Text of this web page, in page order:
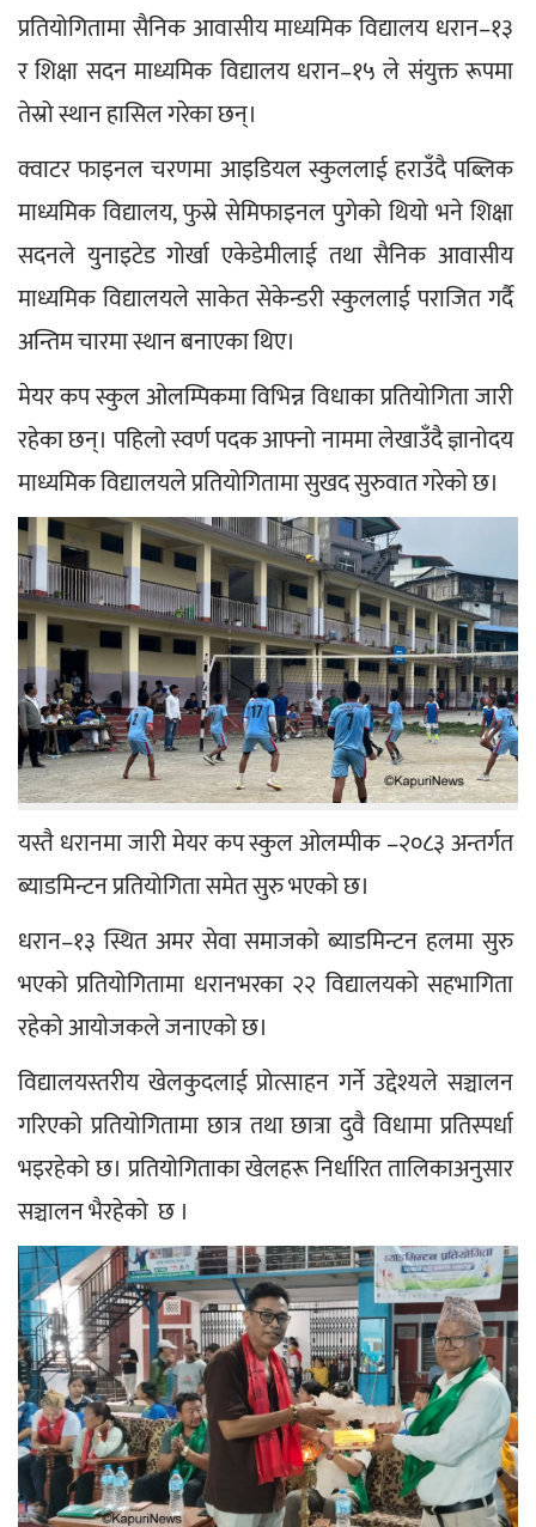
प्रतियोगितामा सैनिक आवासीय माध्यमिक विद्यालय धरान–१३
र शिक्षा सदन माध्यमिक विद्यालय धरान–१५ ले संयुक्त रूपमा
तेस्रो स्थान हासिल गरेका छन्।
क्वाटर फाइनल चरणमा आइडियल स्कुललाई हराउँदै पब्लिक
माध्यमिक विद्यालय, फुस्रे सेमिफाइनल पुगेको थियो भने शिक्षा
सदनले युनाइटेड गोर्खा एकेडेमीलाई तथा सैनिक आवासीय
माध्यमिक विद्यालयले साकेत सेकेन्डरी स्कुललाई पराजित गर्दै
अन्तिम चारमा स्थान बनाएका थिए।
मेयर कप स्कुल ओलम्पिकमा विभिन्न विधाका प्रतियोगिता जारी
रहेका छन्। पहिलो स्वर्ण पदक आफ्नो नाममा लेखाउँदै ज्ञानोदय
माध्यमिक विद्यालयले प्रतियोगितामा सुखद सुरुवात गरेको छ।
यस्तै धरानमा जारी मेयर कप स्कुल ओलम्पीक –२०८३ अन्तर्गत
ब्याडमिन्टन प्रतियोगिता समेत सुरु भएको छ।
धरान–१३ स्थित अमर सेवा समाजको ब्याडमिन्टन हलमा सुरु
भएको प्रतियोगितामा धरानभरका २२ विद्यालयको सहभागिता
रहेको आयोजकले जनाएको छ।
विद्यालयस्तरीय खेलकुदलाई प्रोत्साहन गर्ने उद्देश्यले सञ्चालन
गरिएको प्रतियोगितामा छात्र तथा छात्रा दुवै विधामा प्रतिस्पर्धा
भइरहेको छ। प्रतियोगिताका खेलहरू निर्धारित तालिकाअनुसार
सञ्चालन भैरहेको  छ ।